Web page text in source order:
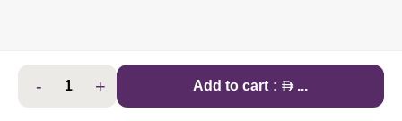
- + Add to cart : AED ...